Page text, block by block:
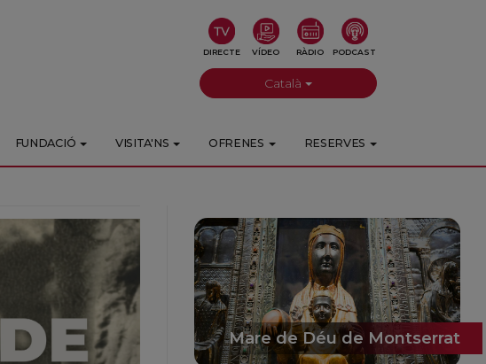
DIRECTE VÍDEO RÀDIO PODCAST
Català
FUNDACIÓ VISITA'NS OFRENES RESERVES
Mare de Déu de Montserrat